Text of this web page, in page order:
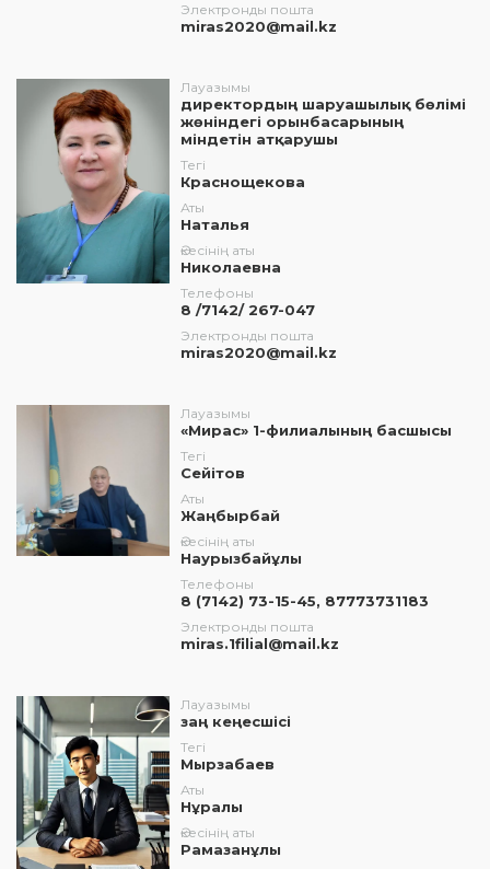
Электронды пошта
miras2020@mail.kz
Лауазымы
директордың шаруашылық бөлімі
жөніндегі орынбасарының
міндетін атқарушы
Тегі
Краснощекова
Аты
Наталья
Әкесінің аты
Николаевна
Телефоны
8 /7142/ 267-047
Электронды пошта
miras2020@mail.kz
Лауазымы
«Мирас» 1-филиалының басшысы
Тегі
Сейітов
Аты
Жаңбырбай
Әкесінің аты
Наурызбайұлы
Телефоны
8 (7142) 73-15-45, 87773731183
Электронды пошта
miras.1filial@mail.kz
Лауазымы
заң кеңесшісі
Тегі
Мырзабаев
Аты
Нұралы
Әкесінің аты
Рамазанұлы